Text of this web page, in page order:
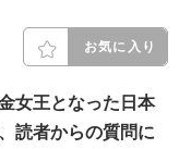
お気に入り
女王となった日本
読者からの質問に